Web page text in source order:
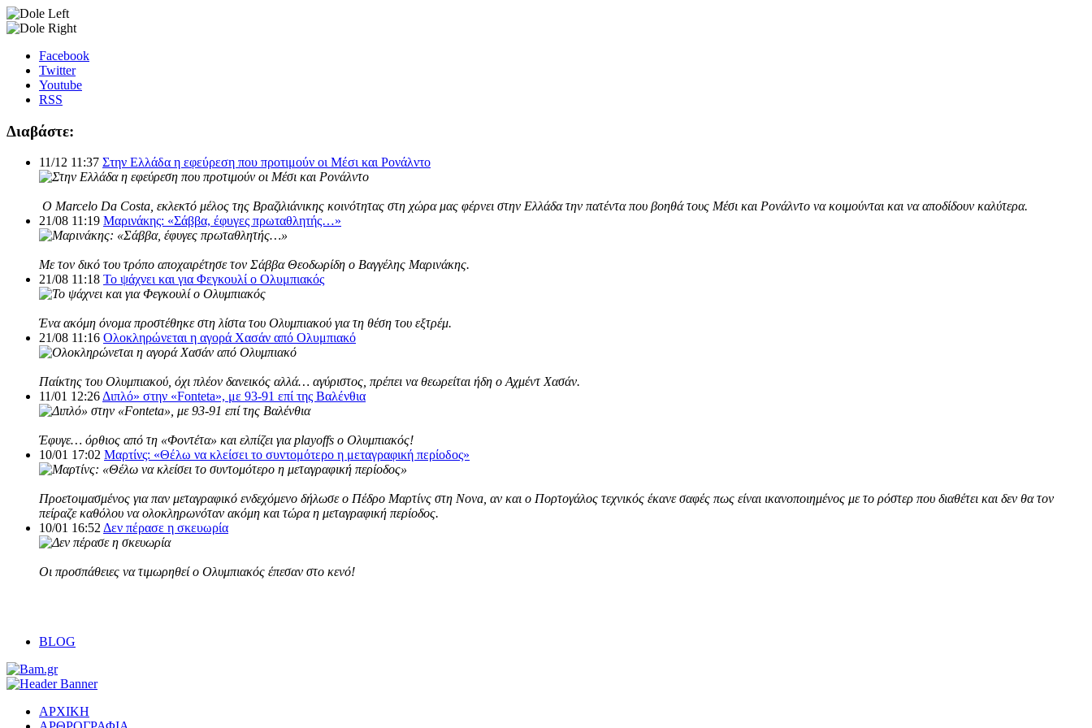
Facebook
Twitter
Youtube
RSS
Διαβάστε:
11/12 11:37 Στην Ελλάδα η εφεύρεση που προτιμούν οι Μέσι και Ρονάλντο
Ο Marcelo Da Costa, εκλεκτό μέλος της Βραζιλιάνικης κοινότητας στη χώρα μας φέρνει στην Ελλάδα την πατέντα που βοηθά τους Μέσι και Ρονάλντο να κοιμούνται και να αποδίδουν καλύτερα.
21/08 11:19 Μαρινάκης: «Σάββα, έφυγες πρωταθλητής…»
Με τον δικό του τρόπο αποχαιρέτησε τον Σάββα Θεοδωρίδη ο Βαγγέλης Μαρινάκης.
21/08 11:18 Το ψάχνει και για Φεγκουλί ο Ολυμπιακός
Ένα ακόμη όνομα προστέθηκε στη λίστα του Ολυμπιακού για τη θέση του εξτρέμ.
21/08 11:16 Ολοκληρώνεται η αγορά Χασάν από Ολυμπιακό
Παίκτης του Ολυμπιακού, όχι πλέον δανεικός αλλά… αγύριστος, πρέπει να θεωρείται ήδη ο Αχμέντ Χασάν.
11/01 12:26Διπλό» στην «Fonteta», με 93-91 επί της Βαλένθια
Έφυγε… όρθιος από τη «Φοντέτα» και ελπίζει για playoffs ο Ολυμπιακός!
10/01 17:02 Μαρτίνς: «Θέλω να κλείσει το συντομότερο η μεταγραφική περίοδος»
Προετοιμασμένος για παν μεταγραφικό ενδεχόμενο δήλωσε ο Πέδρο Μαρτίνς στη Nova, αν και ο Πορτογάλος τεχνικός έκανε σαφές πως είναι ικανοποιημένος με το ρόστερ που διαθέτει και δεν θα τον
πείραζε καθόλου να ολοκληρωνόταν ακόμη και τώρα η μεταγραφική περίοδος.
10/01 16:52Δεν πέρασε η σκευωρία
Οι προσπάθειες να τιμωρηθεί o Ολυμπιακός έπεσαν στο κενό!
BLOG
ΑΡΧΙΚΗ